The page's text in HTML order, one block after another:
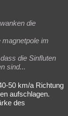
die
im
die Sinfluten
sind...
50 km/a Richtung
aufschlagen.
des